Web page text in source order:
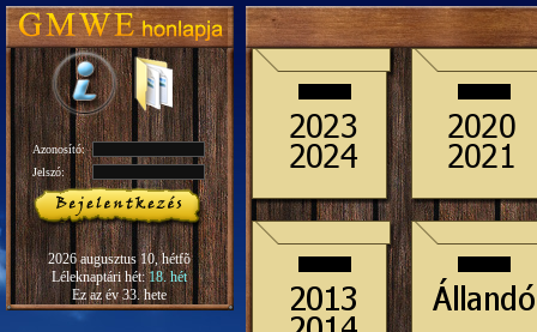
Azonosító:
Jelszó:
2026 augusztus 10, hétfõ
Léleknaptári hét:18. hét
Ez az év 33. hete